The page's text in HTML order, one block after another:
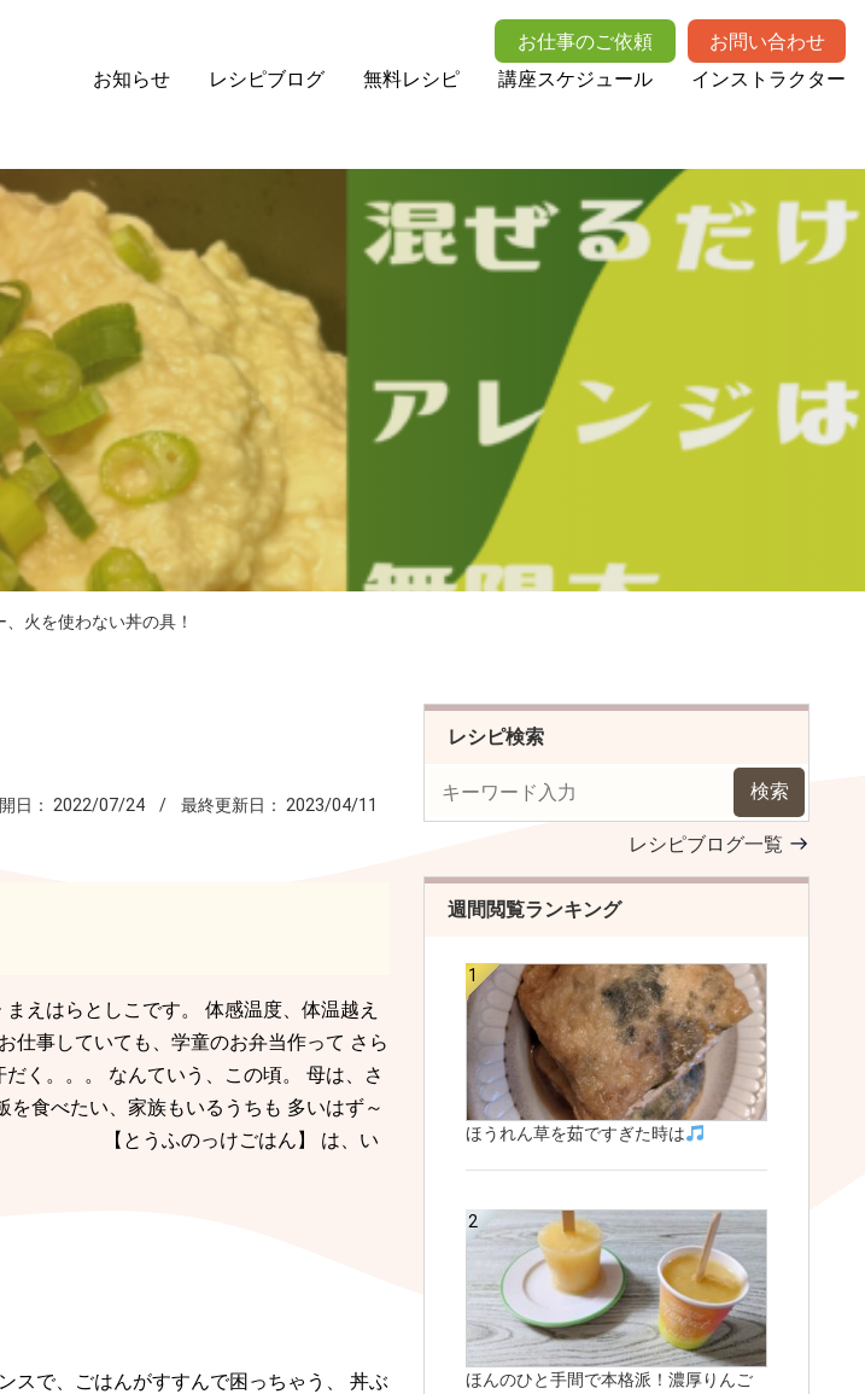
お仕事のご依頼
お問い合わせ
お知らせ
レシピブログ 無料レシピ 講座スケジュール インストラクター
火を使わない丼の具！
日： 2022/07/24 最終更新日： 2023/04/11
えはらとしこです。 体感温度、体温越え
仕事していても、学童のお弁当作って さら
く。。。 なんていう、この頃。 母は、さ
食べたい、家族もいるうちも 多いはず～
【とうふのっけごはん】 は、い
スで、ごはんがすすんで困っちゃう、 丼ぶ
レシピ検索
検索
レシピブログ一覧
週間閲覧ランキング
ほうれん草を茹ですぎた時は
ほんのひと手間で本格派！濃厚りんご